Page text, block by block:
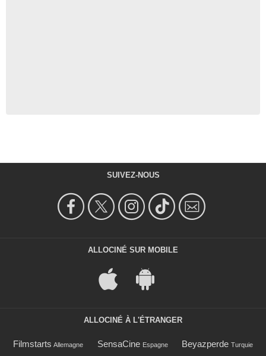
SUIVEZ-NOUS
ALLOCINÉ SUR MOBILE
ALLOCINÉ À L'ÉTRANGER
Filmstarts Allemagne SensaCine Espagne Beyazperde Turquie